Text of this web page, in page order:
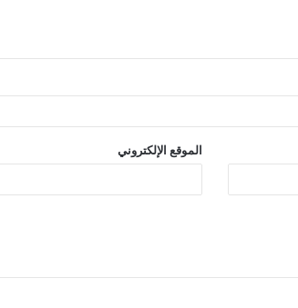
الموقع الإلكتروني